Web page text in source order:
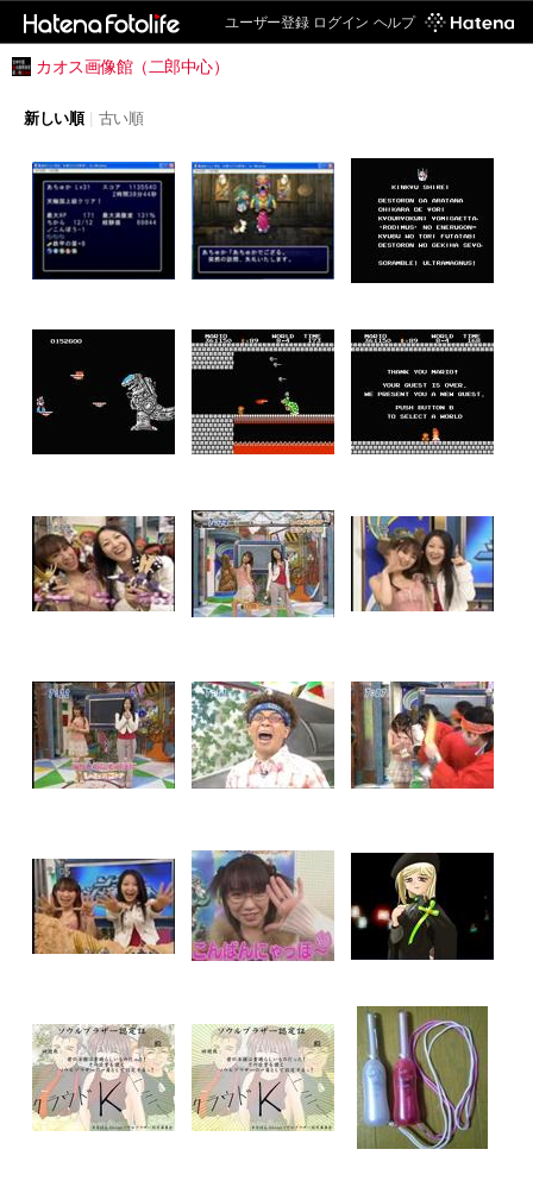
ユーザー登録 ログイン ヘルプ
カオス画像館（二郎中心）
新しい順 | 古い順